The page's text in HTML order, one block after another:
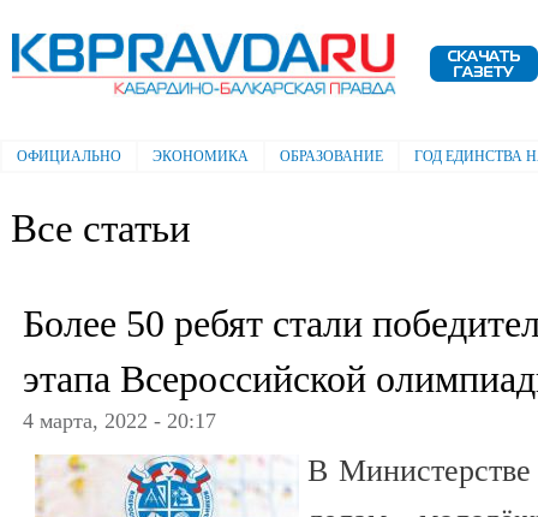
Электронная газета "Кабардино-
Балкарская правда"
Главное меню
ОФИЦИАЛЬНО ЭКОНОМИКА ОБРАЗОВАНИЕ ГОД ЕДИНСТВА
Все статьи
Более 50 ребят стали
этапа Всероссийской
4 марта, 2022 - 20:17
В